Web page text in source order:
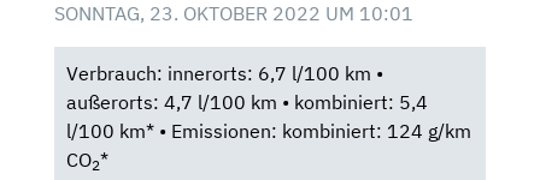
SONNTAG, 23. OKTOBER 2022 UM 10:01
Verbrauch: innerorts: 6,7 l/100 km •
außerorts: 4,7 l/100 km • kombiniert: 5,4
l/100 km* • Emissionen: kombiniert: 124 g/km
CO2*